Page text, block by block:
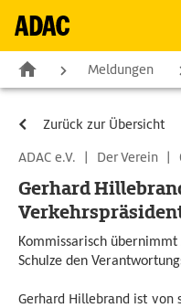
Meldungen
Zurück zur Übersicht
ADAC e.V.
| Der Verein |
Gerhard
Kommissarisch übernimmt
Schulze den
Gerhard Hillebrand ist von